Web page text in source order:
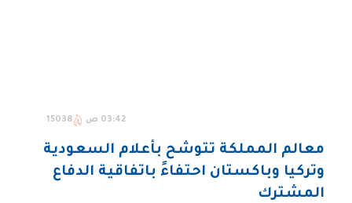
03:42 ص 15038
معالم المملكة تتوشح بأعلام السعودية
وتركيا وباكستان احتفاءً باتفاقية الدفاع
المشترك